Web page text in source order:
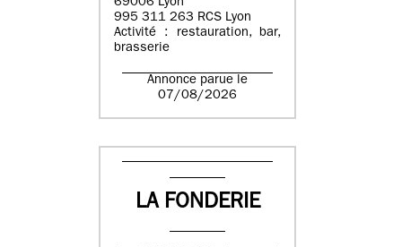
69006 Lyon
995 311 263 RCS Lyon
Activité : restauration, bar,
brasserie
Annonce parue le
07/08/2026
LA FONDERIE